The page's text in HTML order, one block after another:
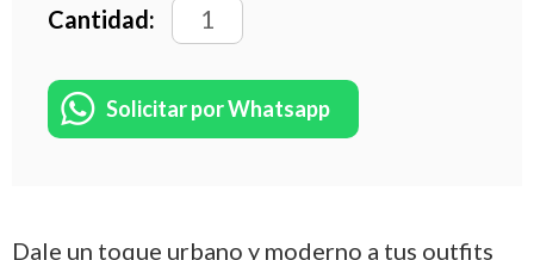
Cantidad:
Solicitar por Whatsapp
Dale un toque urbano y moderno a tus outfits